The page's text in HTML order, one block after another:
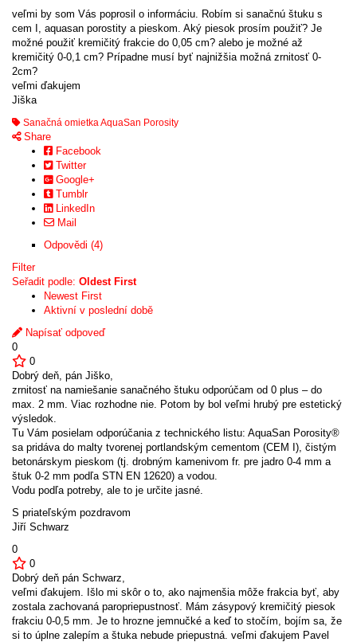
veľmi by som Vás poprosil o informáciu. Robím si sanačnú štuku s
cem I, aquasan porostity a pieskom. Aký piesok prosím použiť? Je
možné použiť kremičitý frakcie do 0,05 cm? alebo je možné až
kremičitý 0-0,1 cm? Prípadne musí byť najnižšia možná zrnitosť 0-
2cm?
veľmi ďakujem
Jiška
Sanačná omietka AquaSan Porosity
Share
Facebook
Twitter
Google+
Tumblr
LinkedIn
Mail
Odpovědi (4)
Filter
Seřadit podle: Oldest First
Newest First
Aktivní v poslední době
Napísať odpoveď
0
0
Dobrý deň, pán Jiško,
zrnitosť na namiešanie sanačného štuku odporúčam od 0 plus – do
max. 2 mm. Viac rozhodne nie. Potom by bol veľmi hrubý pre estetický
výsledok.
Tu Vám posielam odporúčania z technického listu: AquaSan Porosity®
sa pridáva do malty tvorenej portlandským cementom (CEM I), čistým
betonárskym pieskom (tj. drobným kamenivom fr. pre jadro 0-4 mm a
štuk 0-2 mm podľa STN EN 12620) a vodou.
Vodu podľa potreby, ale to je určite jasné.
S priateľským pozdravom
Jiří Schwarz
0
0
Dobrý deň pán Schwarz,
veľmi ďakujem. Išlo mi skôr o to, ako najmenšia môže frakcia byť, aby
zostala zachovaná paropriepustnosť. Mám zásypový kremičitý piesok
frakciu 0-0,5 mm. Je to hrozne jemnučké a keď to stočím, bojím sa, že
si to úplne zalepím a štuka nebude priepustná. veľmi ďakujem Pavel